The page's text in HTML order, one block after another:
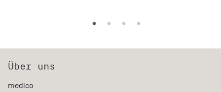
Über uns
medico